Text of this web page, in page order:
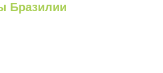
Бразилии